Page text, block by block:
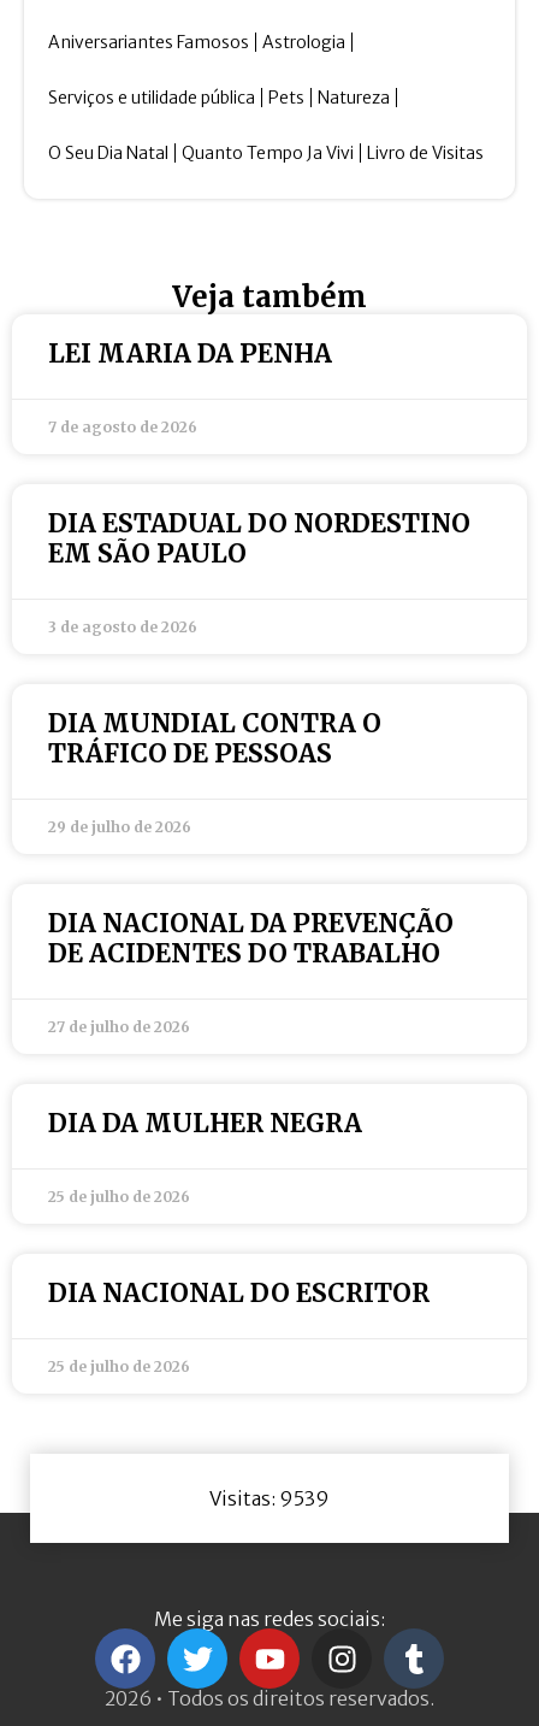
Aniversariantes Famosos Astrologia
Serviços e utilidade pública Pets Natureza
O Seu Dia Natal Quanto Tempo Ja Vivi Livro de Visitas
Veja também
LEI MARIA DA PENHA
7 de agosto de 2026
DIA ESTADUAL DO NORDESTINO
EM SÃO PAULO
3 de agosto de 2026
DIA MUNDIAL CONTRA O
TRÁFICO DE PESSOAS
29 de julho de 2026
DIA NACIONAL DA PREVENÇÃO
DE ACIDENTES DO TRABALHO
27 de julho de 2026
DIA DA MULHER NEGRA
25 de julho de 2026
DIA NACIONAL DO ESCRITOR
25 de julho de 2026
Visitas: 9539
Me siga nas redes sociais:
2026 • Todos os direitos reservados.